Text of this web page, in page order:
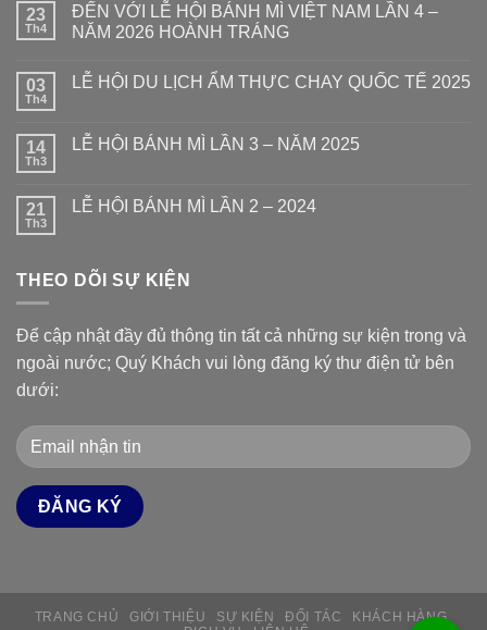
23
Th4
ĐẾN VỚI LỄ HỘI BÁNH MÌ VIỆT NAM LẦN 4 –
NĂM 2026 HOÀNH TRÁNG
03
Th4
LỄ HỘI DU LỊCH ẨM THỰC CHAY QUỐC TẾ 2025
14
Th3
LỄ HỘI BÁNH MÌ LẦN 3 – NĂM 2025
21
Th3
LỄ HỘI BÁNH MÌ LẦN 2 – 2024
THEO DÕI SỰ KIỆN
Để cập nhật đầy đủ thông tin tất cả những sự kiện trong và
ngoài nước; Quý Khách vui lòng đăng ký thư điện tử bên
dưới:
TRANG CHỦ GIỚI THIỆU SỰ KIỆN ĐỐI TÁC
KHÁCH HÀNG